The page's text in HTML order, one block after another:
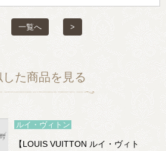
一覧へ >
した商品を見る
ルイ・ヴィトン
【LOUIS VUITTON ルイ・ヴィト